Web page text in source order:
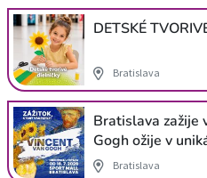
DETSKÉ
Bratislava
Bratislava zažije
Gogh ožije v
Bratislava